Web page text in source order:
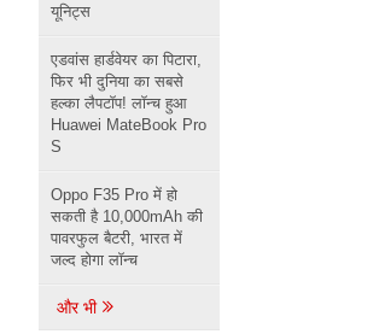
यूनिट्स
एडवांस हार्डवेयर का पिटारा,
फिर भी दुनिया का सबसे
हल्का लैपटॉप! लॉन्च हुआ
Huawei MateBook Pro
S
Oppo F35 Pro में हो
सकती है 10,000mAh की
पावरफुल बैटरी, भारत में
जल्द होगा लॉन्च
और भी